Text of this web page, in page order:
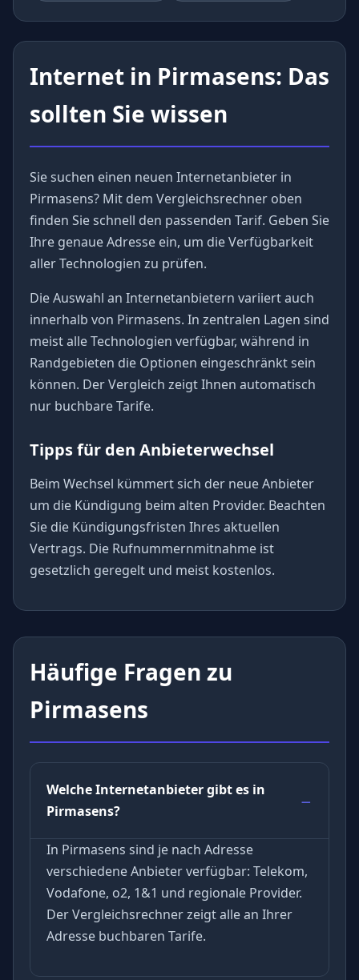
Internet in Pirmasens: Das
sollten Sie wissen
Sie suchen einen neuen Internetanbieter in
Pirmasens? Mit dem Vergleichsrechner oben
finden Sie schnell den passenden Tarif. Geben Sie
Ihre genaue Adresse ein, um die Verfügbarkeit
aller Technologien zu prüfen.
Die Auswahl an Internetanbietern variiert auch
innerhalb von Pirmasens. In zentralen Lagen sind
meist alle Technologien verfügbar, während in
Randgebieten die Optionen eingeschränkt sein
können. Der Vergleich zeigt Ihnen automatisch
nur buchbare Tarife.
Tipps für den Anbieterwechsel
Beim Wechsel kümmert sich der neue Anbieter
um die Kündigung beim alten Provider. Beachten
Sie die Kündigungsfristen Ihres aktuellen
Vertrags. Die Rufnummernmitnahme ist
gesetzlich geregelt und meist kostenlos.
Häufige Fragen zu
Pirmasens
Welche Internetanbieter gibt es in
Pirmasens?
In Pirmasens sind je nach Adresse
verschiedene Anbieter verfügbar: Telekom,
Vodafone, o2, 1&1 und regionale Provider.
Der Vergleichsrechner zeigt alle an Ihrer
Adresse buchbaren Tarife.